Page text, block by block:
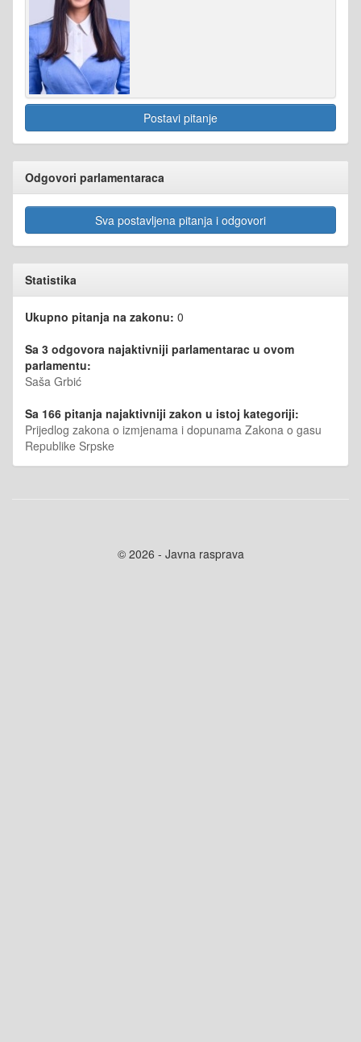
Postavi pitanje
Odgovori parlamentaraca
Sva postavljena pitanja i odgovori
Statistika
Ukupno pitanja na zakonu: 0
Sa 3 odgovora najaktivniji parlamentarac u ovom
parlamentu:
Saša Grbić
Sa 166 pitanja najaktivniji zakon u istoj kategoriji:
Prijedlog zakona o izmjenama i dopunama Zakona o gasu
Republike Srpske
© 2026 - Javna rasprava